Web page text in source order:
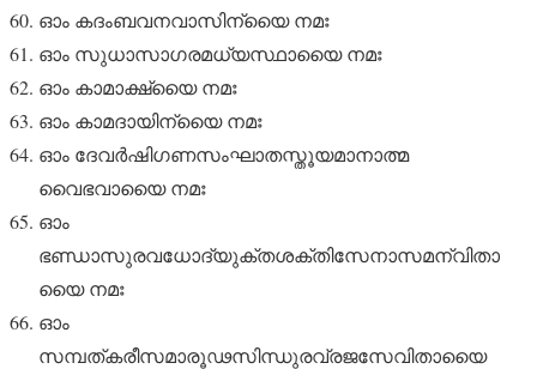
ഓം കദംബവനവാസിന്യൈ നമഃ
ഓം സുധാസാഗരമധ്യസ്ഥായൈ നമഃ
ഓം കാമാക്ഷ്യൈ നമഃ
ഓം കാമദായിന്യൈ നമഃ
ഓം ദേവർഷിഗണസംഘാതസ്തൂയമാനാത്മ
വൈഭവായൈ നമഃ
ഓം
ഭണ്ഡാസുരവധോദ്യുക്തശക്തിസേനാസമന്വിതാ
യൈ നമഃ
ഓം
സമ്പത്കരീസമാരൂഢസിന്ധുരവ്രജസേവിതായൈ